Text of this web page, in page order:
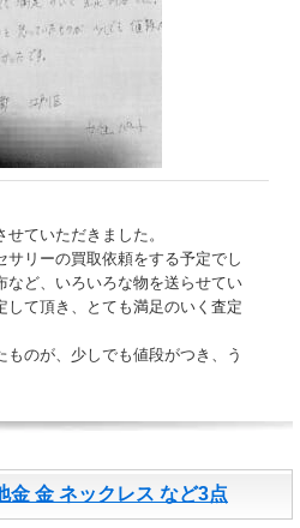
ていただきました。
リーの買取依頼をする予定でし
など、いろいろな物を送らせてい
して頂き、とても満足のいく査定
のが、少しでも値段がつき、う
金 金 ネックレス など3点